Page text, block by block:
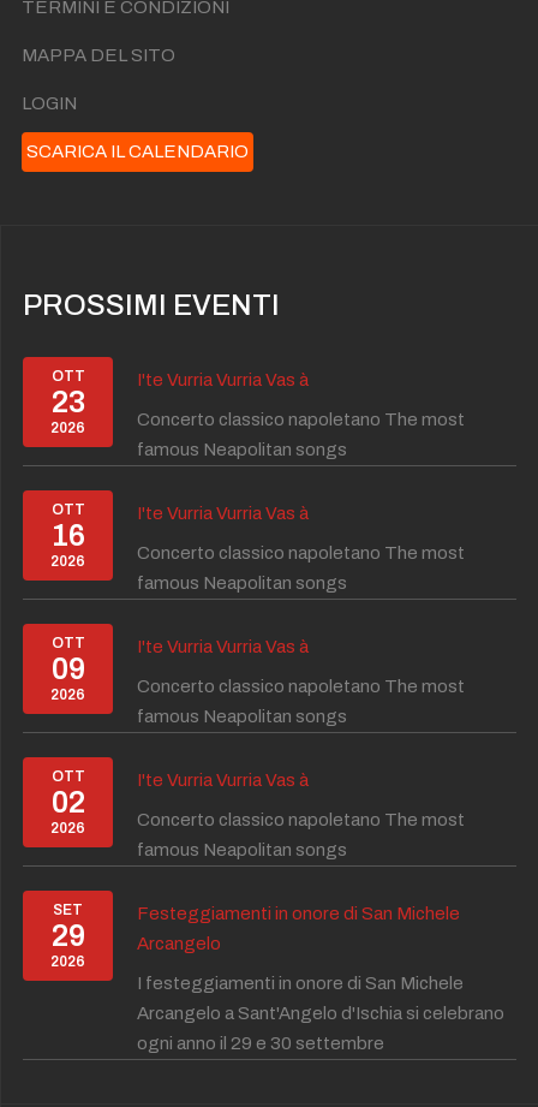
TERMINI E CONDIZIONI
MAPPA DEL SITO
LOGIN
SCARICA IL CALENDARIO
PROSSIMI EVENTI
OTT
23
2026
I'te Vurria Vurria Vas à
Concerto classico napoletano The most
famous Neapolitan songs
OTT
16
2026
I'te Vurria Vurria Vas à
Concerto classico napoletano The most
famous Neapolitan songs
OTT
09
2026
I'te Vurria Vurria Vas à
Concerto classico napoletano The most
famous Neapolitan songs
OTT
02
2026
I'te Vurria Vurria Vas à
Concerto classico napoletano The most
famous Neapolitan songs
SET
29
2026
Festeggiamenti in onore di San Michele
Arcangelo
I festeggiamenti in onore di San Michele
Arcangelo a Sant'Angelo d'Ischia si celebrano
ogni anno il 29 e 30 settembre